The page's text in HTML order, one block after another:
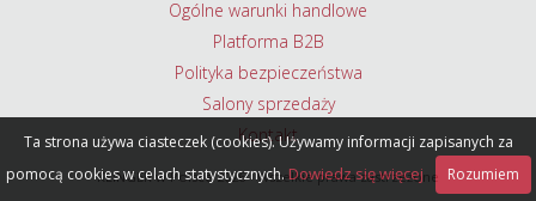
Ogólne warunki handlowe
Platforma B2B
Polityka bezpieczeństwa
Salony sprzedaży
Kontakt
KLINGER w Polsce2026 - Wszelkie prawa zastrzeżone
Ta strona używa ciasteczek (cookies). Używamy informacji zapisanych za
pomocą cookies w celach statystycznych. Dowiedz się więcej Rozumiem